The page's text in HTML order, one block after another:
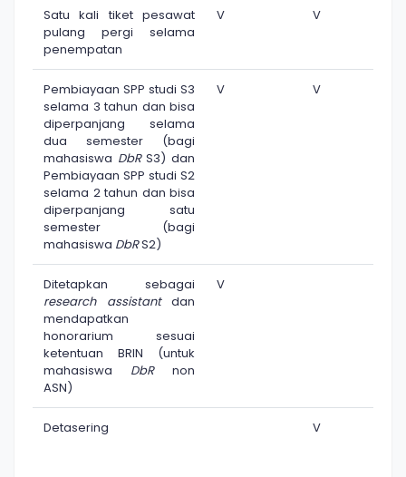
Satu kali tiket pesawat
pulang pergi selama
penempatan
V V
Pembiayaan SPP studi S3
selama 3 tahun dan bisa
diperpanjang selama
dua semester (bagi
mahasiswa DbRS3) dan
Pembiayaan SPP studi S2
selama 2 tahun dan bisa
diperpanjang satu
semester (bagi
mahasiswa DbRS2)
V V
Ditetapkan sebagai
research assistantdan
mendapatkan
honorarium sesuai
ketentuan BRIN (untuk
mahasiswa DbRnon
ASN)
V
Detasering V